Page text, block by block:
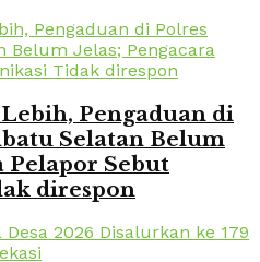
Pengaduan di
Selatan Belum
Pelapor Sebut
direspon